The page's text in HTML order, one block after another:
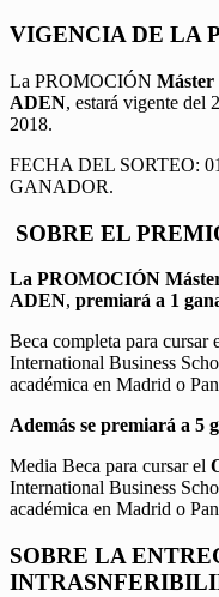
VIGENCIA DE LA
La PROMOCIÓN Máster
ADEN, estará vigente del
2018.
FECHA DEL SORTEO:
GANADOR.
SOBRE EL
La PROMOCIÓN
ADEN, premiará a 1
Beca completa para cursar
International Business
académica en Madrid o
Además se premiará a 5
Media Beca para cursar el
International Business
académica en Madrid o
SOBRE LA